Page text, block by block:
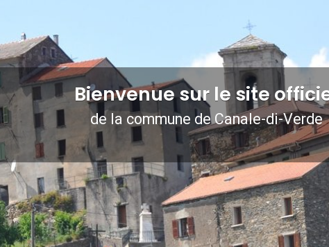
Bienvenue sur le site
de la commune de Canale-di-Verde